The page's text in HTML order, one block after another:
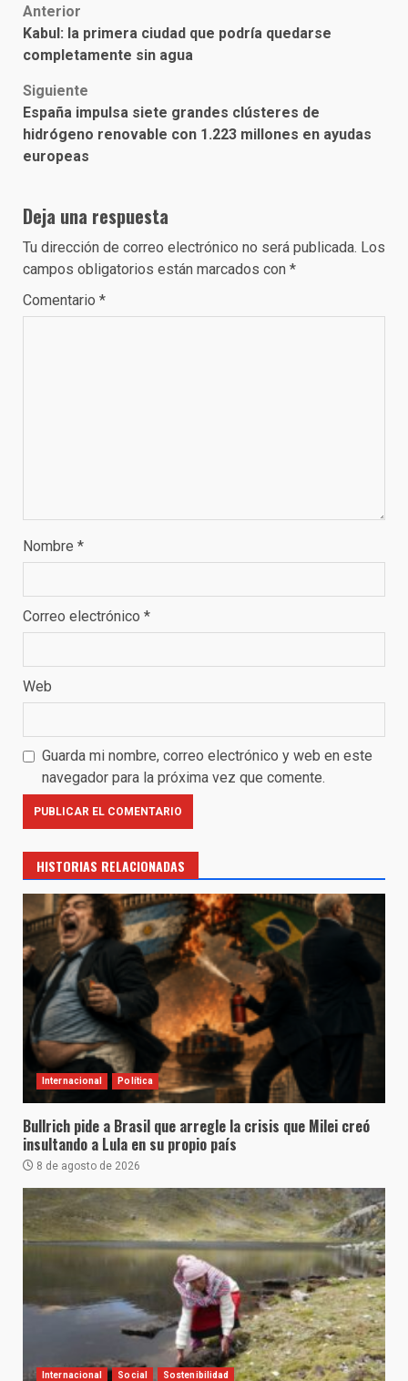
Post
navigation
Anterior
Kabul: la primera ciudad que podría quedarse
completamente sin agua
Siguiente
España impulsa siete grandes clústeres de
hidrógeno renovable con 1.223 millones en ayudas
europeas
Deja una respuesta
Tu dirección de correo electrónico no será publicada. Los
campos obligatorios están marcados con *
Comentario *
Nombre *
Correo electrónico *
Web
Guarda mi nombre, correo electrónico y web en este
navegador para la próxima vez que comente.
HISTORIAS RELACIONADAS
Internacional Política
Bullrich pide a Brasil que arregle la crisis que Milei creó
insultando a Lula en su propio país
8 de agosto de 2026
Internacional Social Sostenibilidad